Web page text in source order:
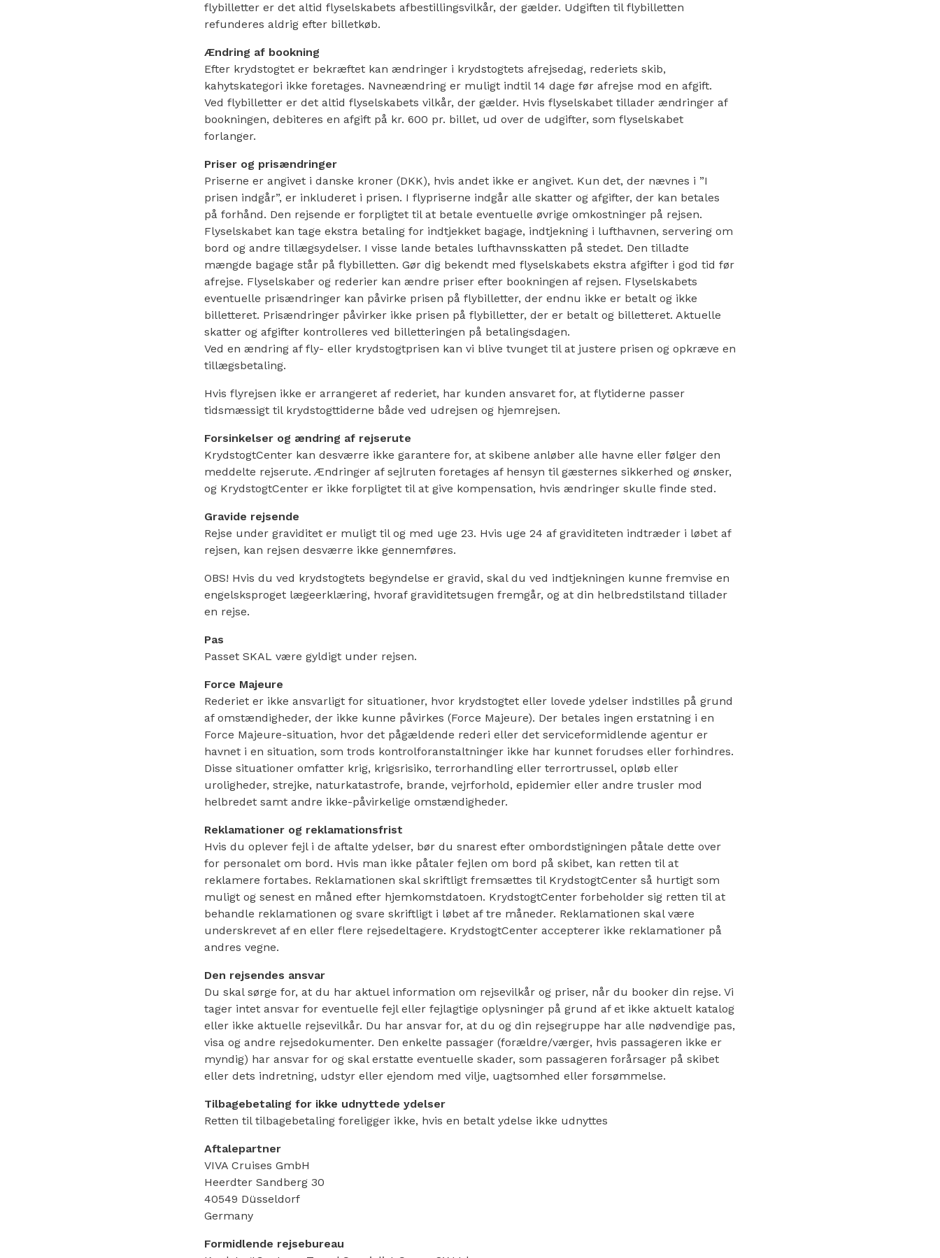
flybilletter er det altid flyselskabets afbestillingsvilkår, der gælder. Udgiften til flybilletten
refunderes aldrig efter billetkøb.
Ændring af bookning
Efter krydstogtet er bekræftet kan ændringer i krydstogtets afrejsedag, rederiets skib,
kahytskategori ikke foretages. Navneændring er muligt indtil 14 dage før afrejse mod en afgift.
Ved flybilletter er det altid flyselskabets vilkår, der gælder. Hvis flyselskabet tillader ændringer af
bookningen, debiteres en afgift på kr. 600 pr. billet, ud over de udgifter, som flyselskabet
forlanger.
Priser og prisændringer
Priserne er angivet i danske kroner (DKK), hvis andet ikke er angivet. Kun det, der nævnes i ”I
prisen indgår”, er inkluderet i prisen. I flypriserne indgår alle skatter og afgifter, der kan betales
på forhånd. Den rejsende er forpligtet til at betale eventuelle øvrige omkostninger på rejsen.
Flyselskabet kan tage ekstra betaling for indtjekket bagage, indtjekning i lufthavnen, servering om
bord og andre tillægsydelser. I visse lande betales lufthavnsskatten på stedet. Den tilladte
mængde bagage står på flybilletten. Gør dig bekendt med flyselskabets ekstra afgifter i god tid før
afrejse. Flyselskaber og rederier kan ændre priser efter bookningen af rejsen. Flyselskabets
eventuelle prisændringer kan påvirke prisen på flybilletter, der endnu ikke er betalt og ikke
billetteret. Prisændringer påvirker ikke prisen på flybilletter, der er betalt og billetteret. Aktuelle
skatter og afgifter kontrolleres ved billetteringen på betalingsdagen.
Ved en ændring af fly- eller krydstogtprisen kan vi blive tvunget til at justere prisen og opkræve en
tillægsbetaling.
Hvis flyrejsen ikke er arrangeret af rederiet, har kunden ansvaret for, at flytiderne passer
tidsmæssigt til krydstogttiderne både ved udrejsen og hjemrejsen.
Forsinkelser og ændring af rejserute
KrydstogtCenter kan desværre ikke garantere for, at skibene anløber alle havne eller følger den
meddelte rejserute. Ændringer af sejlruten foretages af hensyn til gæsternes sikkerhed og ønsker,
og KrydstogtCenter er ikke forpligtet til at give kompensation, hvis ændringer skulle finde sted.
Gravide rejsende
Rejse under graviditet er muligt til og med uge 23. Hvis uge 24 af graviditeten indtræder i løbet af
rejsen, kan rejsen desværre ikke gennemføres.
OBS! Hvis du ved krydstogtets begyndelse er gravid, skal du ved indtjekningen kunne fremvise en
engelsksproget lægeerklæring, hvoraf graviditetsugen fremgår, og at din helbredstilstand tillader
en rejse.
Pas
Passet SKAL være gyldigt under rejsen.
Force Majeure
Rederiet er ikke ansvarligt for situationer, hvor krydstogtet eller lovede ydelser indstilles på grund
af omstændigheder, der ikke kunne påvirkes (Force Majeure). Der betales ingen erstatning i en
Force Majeure-situation, hvor det pågældende rederi eller det serviceformidlende agentur er
havnet i en situation, som trods kontrolforanstaltninger ikke har kunnet forudses eller forhindres.
Disse situationer omfatter krig, krigsrisiko, terrorhandling eller terrortrussel, opløb eller
uroligheder, strejke, naturkatastrofe, brande, vejrforhold, epidemier eller andre trusler mod
helbredet samt andre ikke-påvirkelige omstændigheder.
Reklamationer og reklamationsfrist
Hvis du oplever fejl i de aftalte ydelser, bør du snarest efter ombordstigningen påtale dette over
for personalet om bord. Hvis man ikke påtaler fejlen om bord på skibet, kan retten til at
reklamere fortabes. Reklamationen skal skriftligt fremsættes til KrydstogtCenter så hurtigt som
muligt og senest en måned efter hjemkomstdatoen. KrydstogtCenter forbeholder sig retten til at
behandle reklamationen og svare skriftligt i løbet af tre måneder. Reklamationen skal være
underskrevet af en eller flere rejsedeltagere. KrydstogtCenter accepterer ikke reklamationer på
andres vegne.
Den rejsendes ansvar
Du skal sørge for, at du har aktuel information om rejsevilkår og priser, når du booker din rejse. Vi
tager intet ansvar for eventuelle fejl eller fejlagtige oplysninger på grund af et ikke aktuelt katalog
eller ikke aktuelle rejsevilkår. Du har ansvar for, at du og din rejsegruppe har alle nødvendige pas,
visa og andre rejsedokumenter. Den enkelte passager (forældre/værger, hvis passageren ikke er
myndig) har ansvar for og skal erstatte eventuelle skader, som passageren forårsager på skibet
eller dets indretning, udstyr eller ejendom med vilje, uagtsomhed eller forsømmelse.
Tilbagebetaling for ikke udnyttede ydelser
Retten til tilbagebetaling foreligger ikke, hvis en betalt ydelse ikke udnyttes
Aftalepartner
VIVA Cruises GmbH
Heerdter Sandberg 30
40549 Düsseldorf
Germany
Formidlende rejsebureau